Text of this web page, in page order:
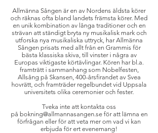
Allmänna Sången är en av Nordens äldsta körer
och räknas ofta bland landets främsta körer. Med
en unik kombination av långa traditioner och en
strävan att ständigt bryta ny musikalisk mark och
utforska nya musikaliska uttryck, har Allmänna
Sången prisats med allt från en Grammis för
bästa klassiska skiva, till vinster i några av
Europas viktigaste körtävlingar. Kören har bl.a.
framträtt i sammanhang som Nobelfesten,
Allsång på Skansen, 400-årsfirandet av Svea
hovrätt, och framträder regelbundet vid Uppsala
universitets olika ceremonier och fester.
Tveka inte att kontakta oss
på bokning@allmannasangen.seför att lämna en
förfrågan eller för att veta mer om vad vi kan
erbjuda för ert evenemang!